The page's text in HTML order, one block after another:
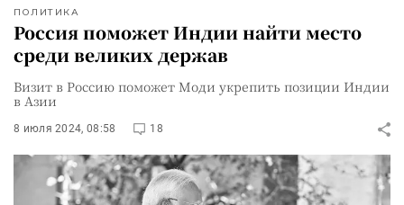
ПОЛИТИКА
Россия поможет Индии найти место
среди великих держав
Визит в Россию поможет Моди укрепить позиции Индии
в Азии
8 июля 2024, 08:58 18